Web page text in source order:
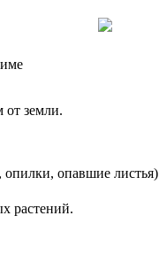
от земли.
опавшие листья)
растений.